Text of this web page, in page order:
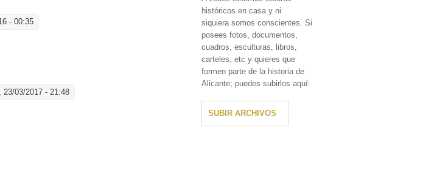
- 00:35
23/03/2017 - 21:48
históricos en casa y ni
siquiera somos conscientes. Si
posees fotos, documentos,
cuadros, esculturas, libros,
carteles, etc y quieres que
formen parte de la historia de
Alicante; puedes subirlos aquí:
SUBIR ARCHIVOS